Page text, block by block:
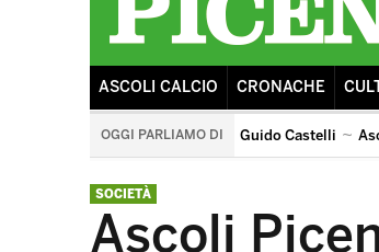
ASCOLI CALCIO CRONACHE
OGGI PARLIAMO DI Guido Castelli
arengo
SOCIETÀ
Ascoli